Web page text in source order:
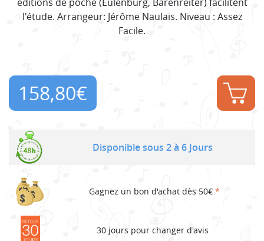
l'étude. Arrangeur: Jérôme Naulais. Niveau : Assez
Facile.
158,80€
Disponible sous 2 à 6 Jours
Gagnez un bon d'achat dès 50€ *
30 jours pour changer d'avis